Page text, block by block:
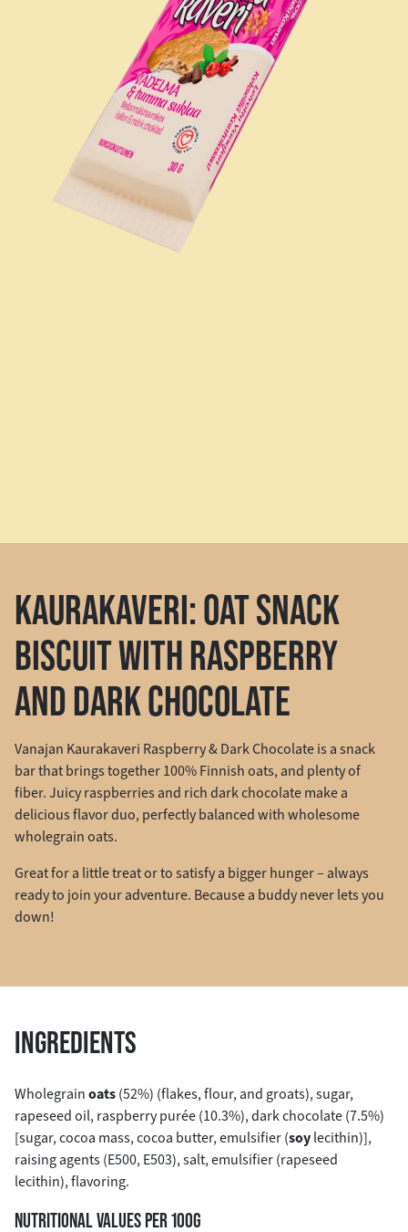
KAURAKAVERI: OAT SNACK
BISCUIT WITH RASPBERRY
AND DARK CHOCOLATE
Vanajan Kaurakaveri Raspberry & Dark Chocolate is a snack
bar that brings together 100% Finnish oats, and plenty of
fiber. Juicy raspberries and rich dark chocolate make a
delicious flavor duo, perfectly balanced with wholesome
wholegrain oats.
Great for a little treat or to satisfy a bigger hunger – always
ready to join your adventure. Because a buddy never lets you
down!
INGREDIENTS
Wholegrainoats(52%) (flakes, flour, and groats), sugar,
rapeseed oil, raspberry purée (10.3%), dark chocolate (7.5%)
[sugar, cocoa mass, cocoa butter, emulsifier (soylecithin)],
raising agents (E500, E503), salt, emulsifier (rapeseed
lecithin), flavoring.
NUTRITIONAL VALUES PER 100G